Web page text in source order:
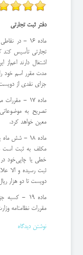
دفتر ثبت تجارتی
ماده 16 - در
تجارتی تأسیس كند
اشتغال دارند اعم‌از
مدت مقرر اسم خود
جزای نقدی از
ماده 17 -
تصریح به
معین خواهد كرد.
ماده 18 -
مكلف به ثبت است
خطی یا چاپی‌خود
ثبت رسیده و الا
دویست تا دو هزار
‌ماده 19 -
مقررات نظامنامه
نوشتن دیدگاه